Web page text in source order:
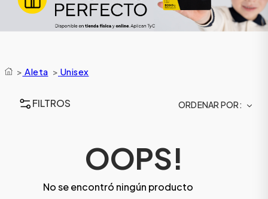
> Aleta > Unisex
FILTROS ORDENAR POR
OOPS!
No se encontró ningún producto